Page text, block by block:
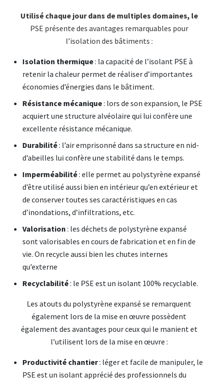
Utilisé chaque jour dans de multiples domaines, le
PSE présente des avantages remarquables pour
l’isolation des bâtiments :
Isolation thermique: la capacité de l’isolant PSE à
retenir la chaleur permet de réaliser d’importantes
économies d’énergies dans le bâtiment.
Résistance mécanique: lors de son expansion, le PSE
acquiert une structure alvéolaire qui lui confère une
excellente résistance mécanique.
Durabilité: l’air emprisonné dans sa structure en nid-
d’abeilles lui confère une stabilité dans le temps.
Imperméabilité: elle permet au polystyrène expansé
d’être utilisé aussi bien en intérieur qu’en extérieur et
de conserver toutes ses caractéristiques en cas
d’inondations, d’infiltrations, etc.
Valorisation : les déchets de polystyrène expansé
sont valorisables en cours de fabrication et en fin de
vie. On recycle aussi bien les chutes internes
qu’externe
Recyclabilité: le PSE est un isolant 100% recyclable.
Les atouts du polystyrène expansé se remarquent
également lors de la mise en œuvre possèdent
également des avantages pour ceux qui le manient et
l’utilisent lors de la mise en œuvre :
Productivité chantier: léger et facile de manipuler, le
PSE est un isolant apprécié des professionnels du